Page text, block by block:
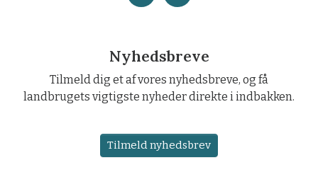
Nyhedsbreve
Tilmeld dig et af vores nyhedsbreve, og få
landbrugets vigtigste nyheder direkte i indbakken.
Tilmeld nyhedsbrev